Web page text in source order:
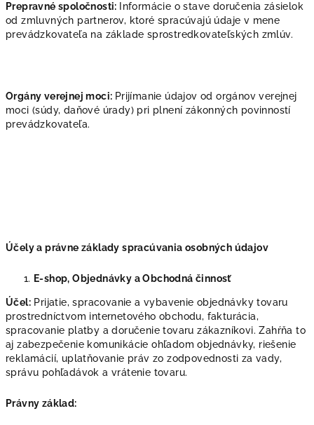
Prepravné spoločnosti:
Informácie o stave doručenia zásielok
od zmluvných partnerov, ktoré spracúvajú údaje v mene
prevádzkovateľa na základe sprostredkovateľských zmlúv.
Orgány verejnej moci: Prijímanie údajov od orgánov verejnej
moci (súdy, daňové úrady) pri plnení zákonných povinností
prevádzkovateľa.
Účely a právne základy spracúvania osobných údajov
E-shop, Objednávky a Obchodná činnosť
Účel: Prijatie, spracovanie a vybavenie objednávky tovaru
prostredníctvom internetového obchodu, fakturácia,
spracovanie platby a doručenie tovaru zákazníkovi. Zahŕňa to
aj zabezpečenie komunikácie ohľadom objednávky, riešenie
reklamácií, uplatňovanie práv zo zodpovednosti za vady,
správu pohľadávok a vrátenie tovaru.
Právny základ: